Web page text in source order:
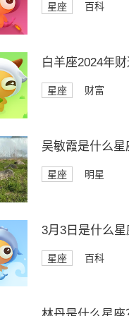
星座 百科
白羊座2024年
星座 财富
吴敏霞是什么星
星座 明星
3月3日是什么星
星座 百科